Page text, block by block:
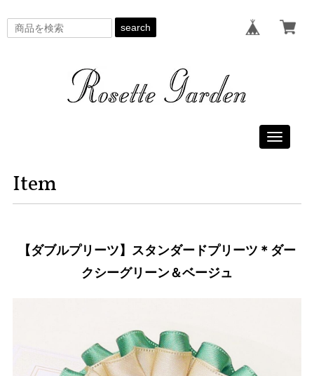
search
Toggle
Item
【ダブルプリーツ】スタンダードプリーツ＊ダー
クシーグリーン＆ベージュ